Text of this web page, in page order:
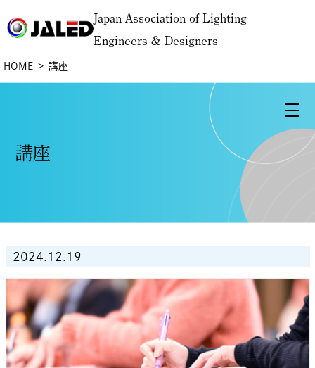
Japan Association of Lighting
Engineers & Designers
HOME 講座
講座
2024.12.19